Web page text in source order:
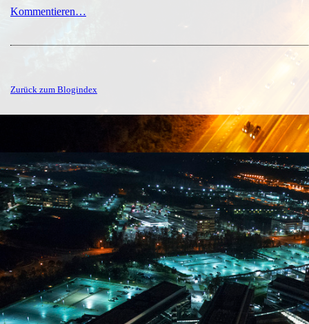
Kommentieren…
Zurück zum Blogindex